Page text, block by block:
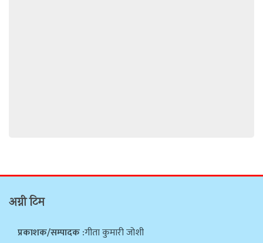
अग्नी टिम
प्रकाशक/सम्पादक :गीता कुमारी जोशी